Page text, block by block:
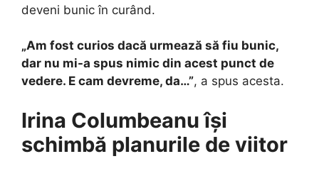
deveni bunic în curând.
„Am fost curios dacă urmează să fiu bunic,
dar nu mi-a spus nimic din acest punct de
vedere. E cam devreme, da…”, a spus acesta.
Irina Columbeanu își
schimbă planurile de viitor